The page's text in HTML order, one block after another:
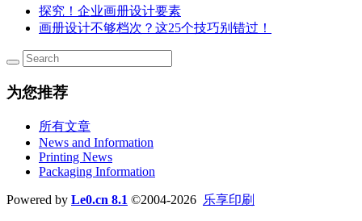
探究！企业画册设计要素
画册设计不够档次？这25个技巧别错过！
为您推荐
所有文章
News and Information
Printing News
Packaging Information
Powered by Le0.cn 8.1 ©2004-2026 乐享印刷